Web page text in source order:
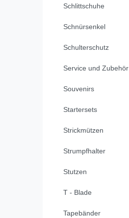
Schlittschuhe
Schnürsenkel
Schulterschutz
Service und Zubehör
Souvenirs
Startersets
Strickmützen
Strumpfhalter
Stutzen
T - Blade
Tapebänder